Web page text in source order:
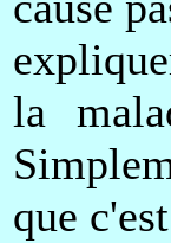
la
que